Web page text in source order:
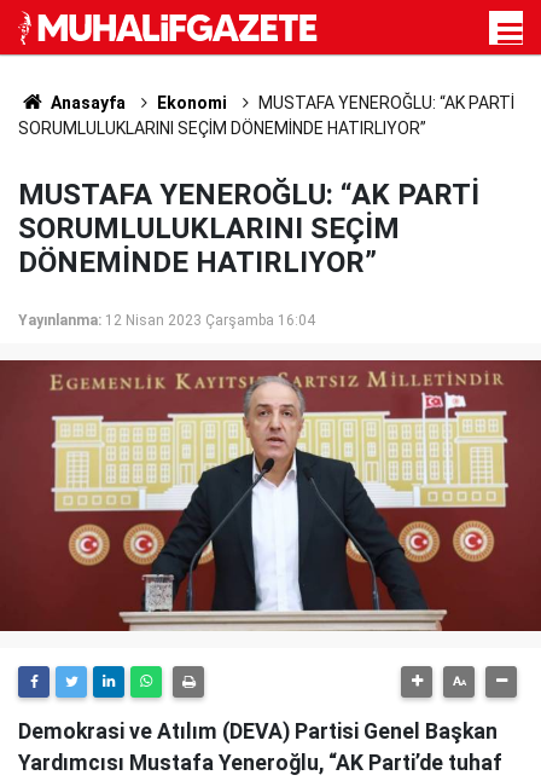
Anasayfa Ekonomi
MUSTAFA YENEROĞLU: “AK PARTİ
SORUMLULUKLARINI SEÇİM DÖNEMİNDE HATIRLIYOR”
MUSTAFA YENEROĞLU: “AK PARTİ
SORUMLULUKLARINI SEÇİM
DÖNEMİNDE HATIRLIYOR”
Yayınlanma: 12 Nisan 2023 Çarşamba 16:04
Demokrasi ve Atılım (DEVA) Partisi Genel Başkan
Yardımcısı Mustafa Yeneroğlu, “AK Parti’de tuhaf